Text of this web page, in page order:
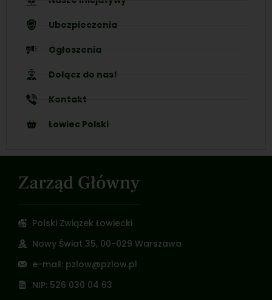
Ubezpieczenia
Ogłoszenia
Dołącz do nas!
Kontakt
Łowiec Polski
Zarząd Główny
Polski Związek Łowiecki
Nowy Świat 35, 00-029 Warszawa
e-mail: pzlow@pzlow.pl
NIP: 526 030 04 63